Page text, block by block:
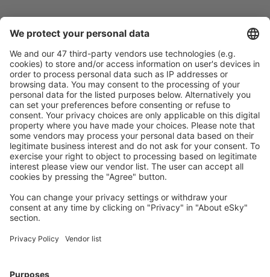
Caută rapid şi uşor
Ofertă adaptată aşteptărilor tale.
Planifică ȋn siguranţă
Rezervare fără griji cu opțiune gratuită de anulare.
Economiseşte mai mult
Prețuri atractive și oferte speciale pentru utilizatorii
conectați.
Cazarea preferată
apartamente și altele.